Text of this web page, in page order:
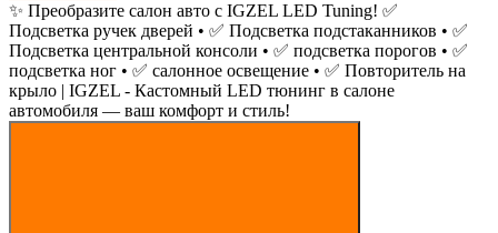
✨ Преобразите салон авто с IGZEL LED Tuning! ✅
Подсветка ручек дверей • ✅ Подсветка подстаканников • ✅
Подсветка центральной консоли • ✅ подсветка порогов • ✅
подсветка ног • ✅ салонное освещение • ✅ Повторитель на
крыло | IGZEL - Кастомный LED тюнинг в салоне
автомобиля — ваш комфорт и стиль!